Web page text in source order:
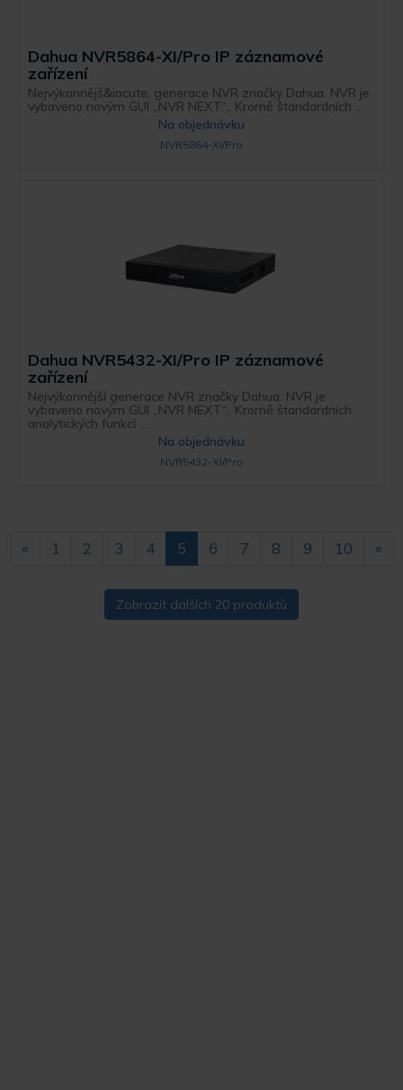
Dahua NVR5864-XI/Pro IP záznamové
zařízení
Nejvýkonnějš&iacute; generace NVR značky Dahua. NVR je
vybaveno novým GUI „NVR NEXT“,. Kromě štandardních ...
Na objednávku
NVR5864-XI/Pro
Dahua NVR5432-XI/Pro IP záznamové
zařízení
Nejvýkonnější generace NVR značky Dahua. NVR je
vybaveno novým GUI „NVR NEXT“,. Kromě štandardních
analytických funkcí ...
Na objednávku
NVR5432-XI/Pro
« 1 2 3 4 5 6 7 8 9 10 »
Zobrazit dalších 20 produktů